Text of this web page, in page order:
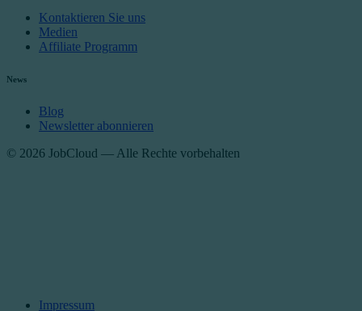
Kontaktieren Sie uns
Medien
Affiliate Programm
News
Blog
Newsletter abonnieren
© 2026 JobCloud — Alle Rechte vorbehalten
Impressum